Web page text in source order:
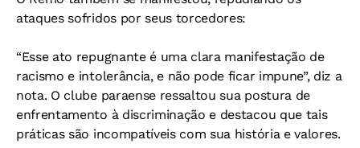
ataques sofridos por seus torcedores:
“Esse ato repugnante é uma clara manifestação de
racismo e intolerância, e não pode ficar impune”, diz a
nota. O clube paraense ressaltou sua postura de
enfrentamento à discriminação e destacou que tais
práticas são incompatíveis com sua história e valores.